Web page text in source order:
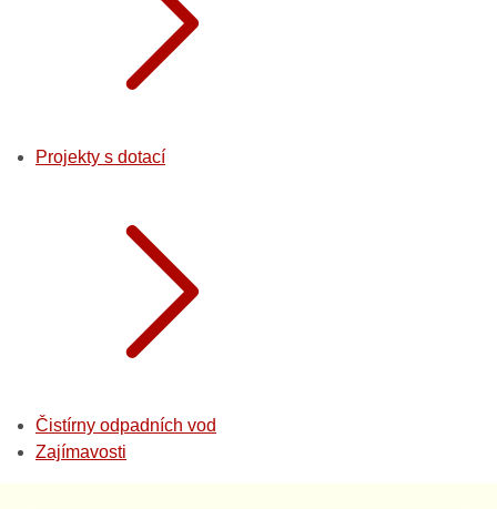
Projekty s dotací
Čistírny odpadních vod
Zajímavosti